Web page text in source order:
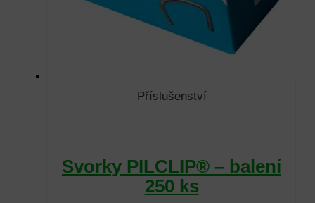
Příslušenství
Svorky PILCLIP® – balení
250 ks